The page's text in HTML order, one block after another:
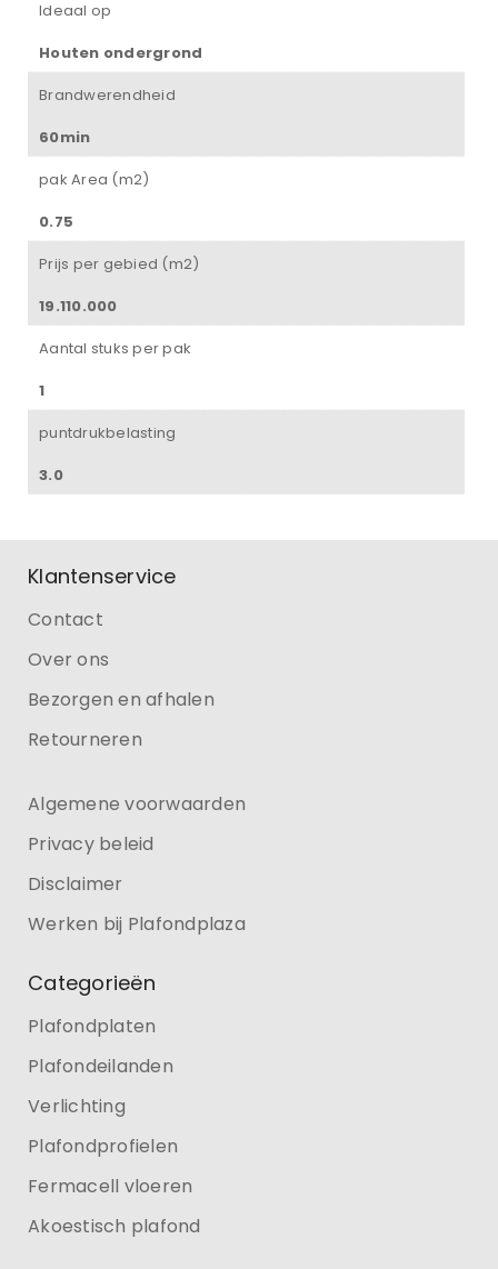
Ideaal op
Houten ondergrond
Brandwerendheid
60min
pak Area (m2)
0.75
Prijs per gebied (m2)
19.110.000
Aantal stuks per pak
1
puntdrukbelasting
3.0
Klantenservice
Contact
Over ons
Bezorgen en afhalen
Retourneren
Algemene voorwaarden
Privacy beleid
Disclaimer
Werken bij Plafondplaza
Categorieën
Plafondplaten
Plafondeilanden
Verlichting
Plafondprofielen
Fermacell vloeren
Akoestisch plafond